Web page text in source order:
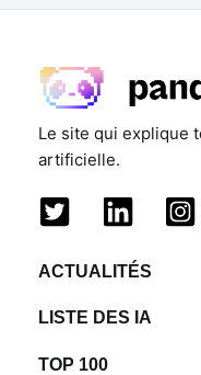
Le site qui explique
artificielle.
ACTUALITÉS
LISTE DES IA
TOP 100